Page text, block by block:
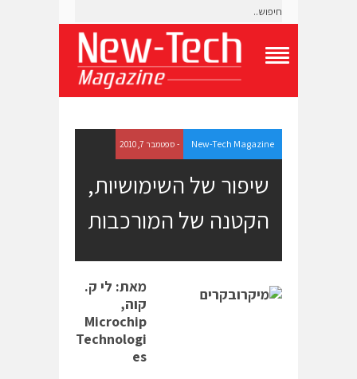
g
l
e
N
n
M
New-Tech Magazine - ספטמבר 7, 2010
שיפור של השימושיות,
הקטנה של המורכבות
מאת: לי ק.
קוה,
Microchip
Technologi
es